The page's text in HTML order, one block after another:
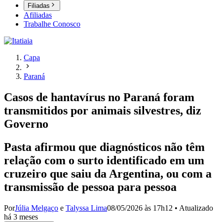
Filiadas
Afiliadas
Trabalhe Conosco
Capa
Paraná
Casos de hantavírus no Paraná foram
transmitidos por animais silvestres, diz
Governo
Pasta afirmou que diagnósticos não têm
relação com o surto identificado em um
cruzeiro que saiu da Argentina, ou com a
transmissão de pessoa para pessoa
PorJúlia Melgaço e Talyssa Lima08/05/2026 às 17h12 • Atualizado
há 3 meses